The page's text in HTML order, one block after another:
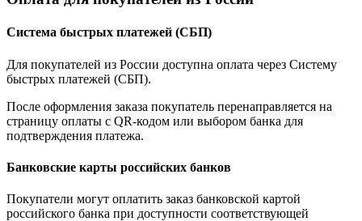
Система быстрых платежей (СБП)
Для покупателей из России доступна оплата через Систему
быстрых платежей (СБП).
После оформления заказа покупатель перенаправляется на
страницу оплаты с QR-кодом или выбором банка для
подтверждения платежа.
Банковские карты российских банков
Покупатели могут оплатить заказ банковской картой
российского банка при доступности соответствующей